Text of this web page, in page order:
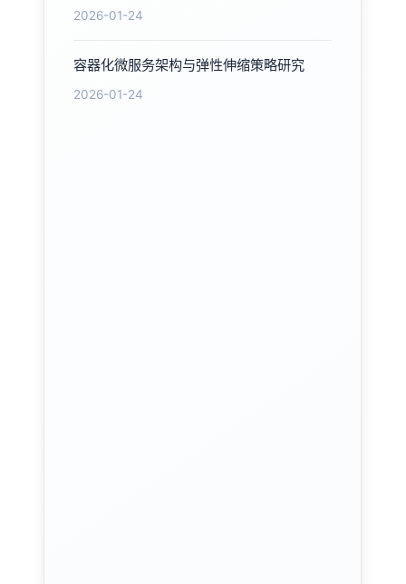
2026-01-24
容器化微服务架构与弹性伸缩策略研究
2026-01-24